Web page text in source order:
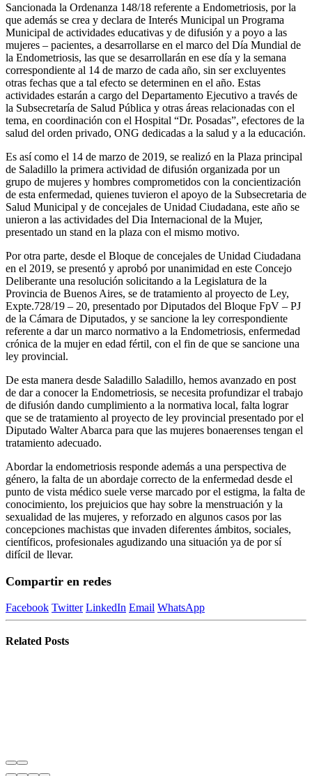
Sancionada la Ordenanza 148/18 referente a Endometriosis, por la
que además se crea y declara de Interés Municipal un Programa
Municipal de actividades educativas y de difusión y a poyo a las
mujeres – pacientes, a desarrollarse en el marco del Día Mundial de
la Endometriosis, las que se desarrollarán en ese día y la semana
correspondiente al 14 de marzo de cada año, sin ser excluyentes
otras fechas que a tal efecto se determinen en el año. Estas
actividades estarán a cargo del Departamento Ejecutivo a través de
la Subsecretaría de Salud Pública y otras áreas relacionadas con el
tema, en coordinación con el Hospital “Dr. Posadas”, efectores de la
salud del orden privado, ONG dedicadas a la salud y a la educación.
Es así como el 14 de marzo de 2019, se realizó en la Plaza principal
de Saladillo la primera actividad de difusión organizada por un
grupo de mujeres y hombres comprometidos con la concientización
de esta enfermedad, quienes tuvieron el apoyo de la Subsecretaria de
Salud Municipal y de concejales de Unidad Ciudadana, este año se
unieron a las actividades del Dia Internacional de la Mujer,
presentado un stand en la plaza con el mismo motivo.
Por otra parte, desde el Bloque de concejales de Unidad Ciudadana
en el 2019, se presentó y aprobó por unanimidad en este Concejo
Deliberante una resolución solicitando a la Legislatura de la
Provincia de Buenos Aires, se de tratamiento al proyecto de Ley,
Expte.728/19 – 20, presentado por Diputados del Bloque FpV – PJ
de la Cámara de Diputados, y se sancione la ley correspondiente
referente a dar un marco normativo a la Endometriosis, enfermedad
crónica de la mujer en edad fértil, con el fin de que se sancione una
ley provincial.
De esta manera desde Saladillo Saladillo, hemos avanzado en post
de dar a conocer la Endometriosis, se necesita profundizar el trabajo
de difusión dando cumplimiento a la normativa local, falta lograr
que se de tratamiento al proyecto de ley provincial presentado por el
Diputado Walter Abarca para que las mujeres bonaerenses tengan el
tratamiento adecuado.
Abordar la endometriosis responde además a una perspectiva de
género, la falta de un abordaje correcto de la enfermedad desde el
punto de vista médico suele verse marcado por el estigma, la falta de
conocimiento, los prejuicios que hay sobre la menstruación y la
sexualidad de las mujeres, y reforzado en algunos casos por las
concepciones machistas que invaden diferentes ámbitos, sociales,
científicos, profesionales agudizando una situación ya de por sí
difícil de llevar.
Compartir en redes
Facebook Twitter LinkedIn Email WhatsApp
Related Posts